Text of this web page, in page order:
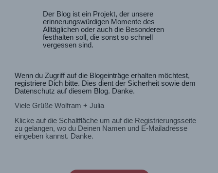
Der Blog ist ein Projekt, der unsere
erinnerungswürdigen Momente des
Alltäglichen oder auch die Besonderen
festhalten soll, die sonst so schnell
vergessen sind.
Wenn du Zugriff auf die Blogeinträge erhalten möchtest,
registriere Dich bitte. Dies dient der Sicherheit sowie dem
Datenschutz auf diesem Blog. Danke.
Viele Grüße Wolfram + Julia
Klicke auf die Schaltfläche um auf die Registrierungsseite
zu gelangen, wo du Deinen Namen und E-Mailadresse
eingeben kannst. Danke.